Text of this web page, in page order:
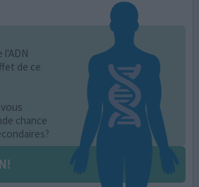
l'ADN
de ce
chance